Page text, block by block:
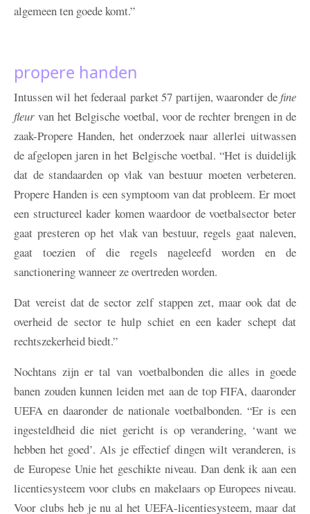
algemeen ten goede komt.”
propere handen
Intussen wil het federaal parket 57 partijen, waaronder define
fleur van het Belgische voetbal, voor de rechter brengen in de
zaak-Propere Handen, het onderzoek naar allerlei uitwassen
de afgelopen jaren in het Belgische voetbal. “Het is duidelijk
dat de standaarden op vlak van bestuur moeten verbeteren.
Propere Handen is een symptoom van dat probleem. Er moet
een structureel kader komen waardoor de voetbalsector beter
gaat presteren op het vlak van bestuur, regels gaat naleven,
gaat toezien of die regels nageleefd worden en de
sanctionering wanneer ze overtreden worden.
Dat vereist dat de sector zelf stappen zet, maar ook dat de
overheid de sector te hulp schiet en een kader schept dat
rechtszekerheid biedt.”
Nochtans zijn er tal van voetbalbonden die alles in goede
banen zouden kunnen leiden met aan de top FIFA, daaronder
UEFA en daaronder de nationale voetbalbonden. “Er is een
ingesteldheid die niet gericht is op verandering, ‘want we
hebben het goed’. Als je effectief dingen wilt veranderen, is
de Europese Unie het geschikte niveau. Dan denk ik aan een
licentiesysteem voor clubs en makelaars op Europees niveau.
Voor clubs heb je nu al het UEFA-licentiesysteem, maar dat